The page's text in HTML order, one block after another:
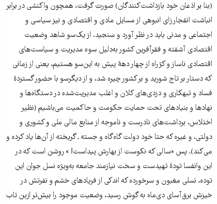
(بنا بر اذعان خود بازداشت‌کنندگان) صورت گرفت، همچون واکنشی در برابر
انباشت انفجارزای انبوهی از مسایل مادی و اقتصادی و نیز سیاسی و
اجتماعی و مدنی باید در نظر آورد و سنجید. از یک‌سو شاهد وضعیت
اقتصادی آشفته و فقرآفرین کشور به‌دلیل سوء مدیریت و سیاست‌های
اقتصادی ناساز و کژراه از چهار دهۀ پیش به این‌سو هستیم، یعنی از زمانی
که دستار بر تاج شورید و بر کشور چیره شد، و از دیگرسو با حضور گستردۀ
فساد و تبهکاری و دزدی‌های کلان و اغلب مدیریت‌شده در دستگاه‌ها و
نهادها و بنیادهای تحت حمایت حکومت و حاکمیت می‌باشیم (نظیر
اختلاس، برداشت‌های نادرست و ناموجه از منابع مالی ملی و کشوری و
دولتی، و غیره که حتا خود دولت گاه‌گاه و جسته ـ گریخته از آن‌ها یاد کرده و
می‌کند). پس «سالی که نکوست از بهارش پیداست! » روشن است که در
این وانفسا تودۀ تهیدست و سخت نیازمند جامعه به‌ویژه نسل جوان این
توده، نسلی مغبون و سرخورده که اندکی از فریادهای خشم و نفرتش در
خیزش برق‌آسای دی‌ماه به گوش رسید، وضعیت موجود را بیش‌تر ازین تاب